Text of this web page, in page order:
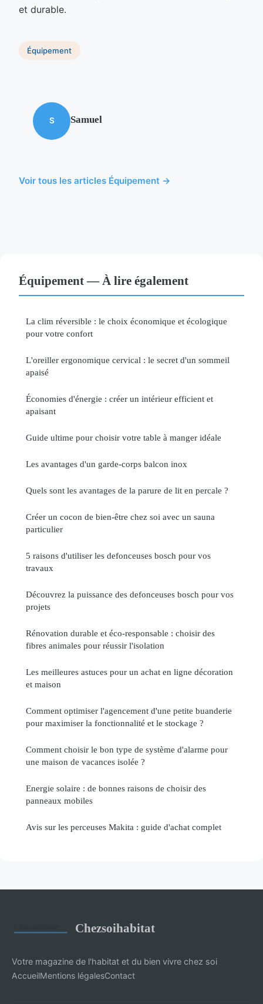
et durable.
Équipement
S Samuel
Voir tous les articles Équipement →
Équipement — À lire également
La clim réversible : le choix économique et écologique
pour votre confort
L'oreiller ergonomique cervical : le secret d'un sommeil
apaisé
Économies d'énergie : créer un intérieur efficient et
apaisant
Guide ultime pour choisir votre table à manger idéale
Les avantages d'un garde-corps balcon inox
Quels sont les avantages de la parure de lit en percale ?
Créer un cocon de bien-être chez soi avec un sauna
particulier
5 raisons d'utiliser les defonceuses bosch pour vos
travaux
Découvrez la puissance des defonceuses bosch pour vos
projets
Rénovation durable et éco-responsable : choisir des
fibres animales pour réussir l'isolation
Les meilleures astuces pour un achat en ligne décoration
et maison
Comment optimiser l'agencement d'une petite buanderie
pour maximiser la fonctionnalité et le stockage ?
Comment choisir le bon type de système d'alarme pour
une maison de vacances isolée ?
Energie solaire : de bonnes raisons de choisir des
panneaux mobiles
Avis sur les perceuses Makita : guide d'achat complet
Chezsoihabitat
Votre magazine de l'habitat et du bien vivre chez soi
AccueilMentions légalesContact